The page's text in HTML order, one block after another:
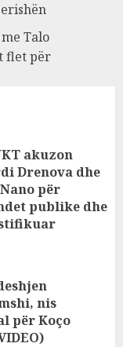
Talo
flet për
akuzon
Drenova dhe
Nano për
publike dhe
nis
për Koço